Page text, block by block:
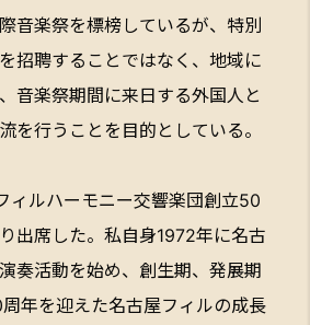
音楽祭を標榜しているが、特別
招聘することではなく、地域に
音楽祭期間に来日する外国人と
を行うことを目的としている。
ィルハーモニー交響楽団創立50
出席した。私自身1972年に名古
奏活動を始め、創生期、発展期
年を迎えた名古屋フィルの成長